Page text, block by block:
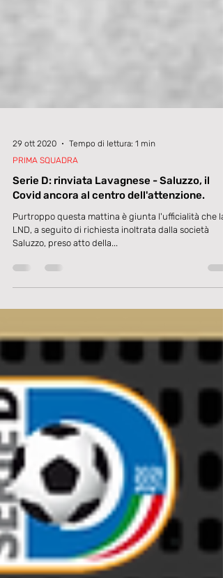
29 ott 2020
Tempo di lettura: 1 min
PRIMA SQUADRA
Serie D: rinviata Lavagnese - Saluzzo, il
Covid ancora al centro dell'attenzione.
Purtroppo questa mattina è giunta l'ufficialità che la
LND, a seguito di richiesta inoltrata dalla società
Saluzzo, preso atto della...